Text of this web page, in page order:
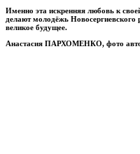
Именно эта искренняя любовь к
делают молодёжь
великое будущее.
Анастасия ПАРХОМЕНКО, фото